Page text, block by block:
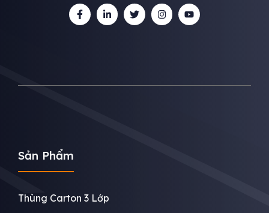
Sản Phẩm
Thùng Carton 3 Lớp